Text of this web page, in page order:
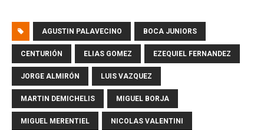
AGUSTIN PALAVECINO BOCA JUNIORS
CENTURIÓN ELIAS GOMEZ EZEQUIEL FERNANDEZ
JORGE ALMIRÓN LUIS VAZQUEZ
MARTIN DEMICHELIS MIGUEL BORJA
MIGUEL MERENTIEL NICOLAS VALENTINI